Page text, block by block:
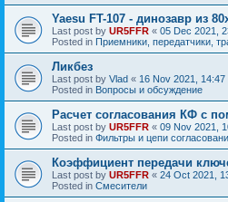
Yaesu FT-107 - динозавр из
Last post by UR5FFR « 05 Dec 2021,
Posted in Приемники, передатчики,
Ликбез
Last post by Vlad « 16 Nov 2021, 14:47
Posted in Вопросы и обсуждение
Расчет согласования КФ с
Last post by UR5FFR « 09 Nov 2021,
Posted in Фильтры и цепи
Коэффициент передачи
Last post by UR5FFR « 24 Oct 2021,
Posted in Смесители